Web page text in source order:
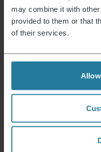
may combine it with
provided to them or that
of their services.
Wij
en
en
Wij
met